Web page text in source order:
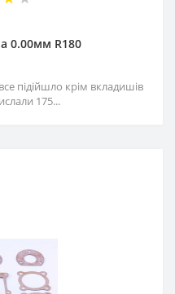
0.00мм R180
підійшло крім вкладишів
175...